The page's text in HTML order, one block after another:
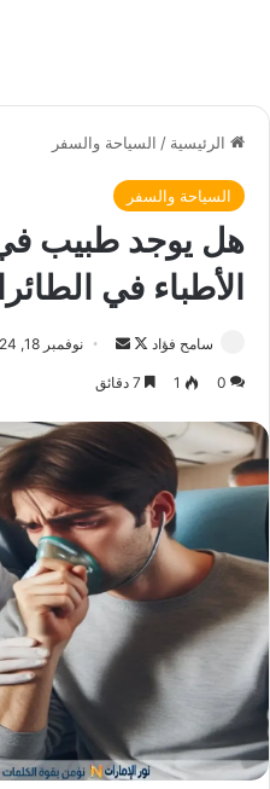
الرئيسية / السياحة والسفر
السياحة والسفر
هل يوجد طبيب في
الأطباء في
سامح فؤاد
ت
ى
X
ر
ي
د
ا
ك
و
ن
نوفمبر 18, 2024
0
1